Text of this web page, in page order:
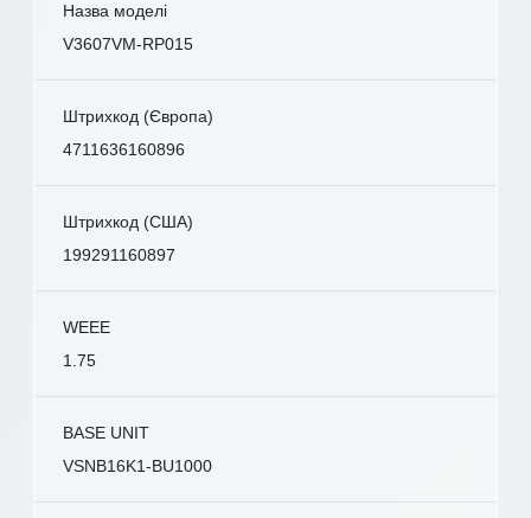
Назва моделі
V3607VM-RP015
Штрихкод (Європа)
4711636160896
Штрихкод (США)
199291160897
WEEE
1.75
BASE UNIT
VSNB16K1-BU1000